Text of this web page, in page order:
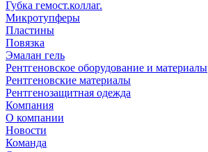
Губка гемост.коллаг.
Микротупферы
Пластины
Повязка
Эмалан гель
Рентгеновское оборудование и материалы
Рентгеновские материалы
Рентгенозащитная одежда
Компания
О компании
Новости
Команда